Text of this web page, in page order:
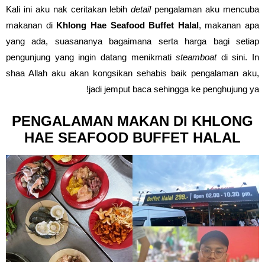
Kali ini aku nak ceritakan lebihdetailpengalaman aku mencuba
makanan di Khlong Hae Seafood Buffet Halal, makanan apa
yang ada, suasananya bagaimana serta harga bagi setiap
pengunjung yang ingin datang menikmatisteamboatdi sini. In
shaa Allah aku akan kongsikan sehabis baik pengalaman aku,
jadi jemput baca sehingga ke penghujung ya!
PENGALAMAN MAKAN DI KHLONG
HAE SEAFOOD BUFFET HALAL